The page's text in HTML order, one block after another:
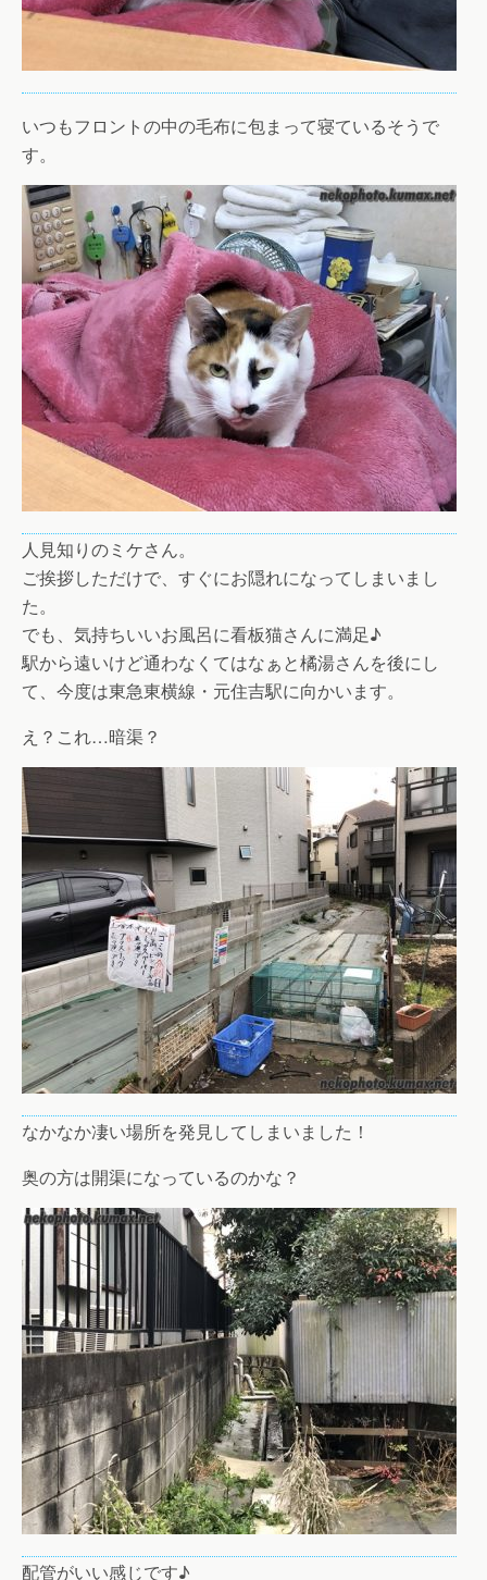
いつもフロントの中の毛布に包まって寝ているそうで
す。
人見知りのミケさん。
ご挨拶しただけで、すぐにお隠れになってしまいまし
た。
でも、気持ちいいお風呂に看板猫さんに満足♪
駅から遠いけど通わなくてはなぁと橘湯さんを後にし
て、今度は東急東横線・元住吉駅に向かいます。
え？これ…暗渠？
なかなか凄い場所を発見してしまいました！
奥の方は開渠になっているのかな？
配管がいい感じです♪